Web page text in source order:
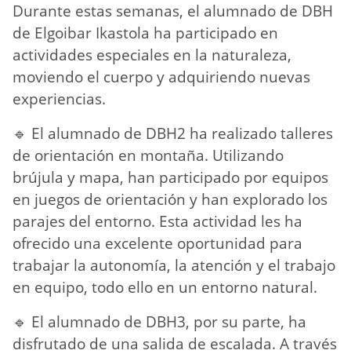
Durante estas semanas, el alumnado de DBH
de Elgoibar Ikastola ha participado en
actividades especiales en la naturaleza,
moviendo el cuerpo y adquiriendo nuevas
experiencias.
🔹 El alumnado de DBH2 ha realizado talleres
de orientación en montaña. Utilizando
brújula y mapa, han participado por equipos
en juegos de orientación y han explorado los
parajes del entorno. Esta actividad les ha
ofrecido una excelente oportunidad para
trabajar la autonomía, la atención y el trabajo
en equipo, todo ello en un entorno natural.
🔹 El alumnado de DBH3, por su parte, ha
disfrutado de una salida de escalada. A través